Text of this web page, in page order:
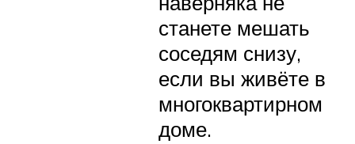
станете мешать
соседям снизу,
если вы живёте в
многоквартирном
доме.